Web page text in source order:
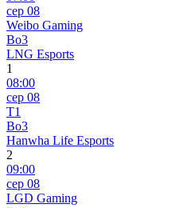
сер 08
Weibo Gaming
Bo3
LNG Esports
1
08:00
сер 08
T1
Bo3
Hanwha Life Esports
2
09:00
сер 08
LGD Gaming